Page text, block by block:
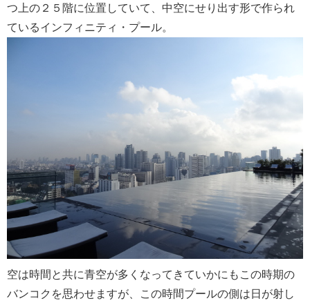
つ上の２５階に位置していて、中空にせり出す形で作られ
ているインフィニティ・プール。
空は時間と共に青空が多くなってきていかにもこの時期の
バンコクを思わせますが、この時間プールの側は日が射し